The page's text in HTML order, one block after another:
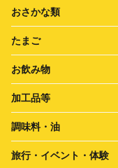
おさかな類
たまご
お飲み物
加工品等
調味料・油
旅行・イベント・体験